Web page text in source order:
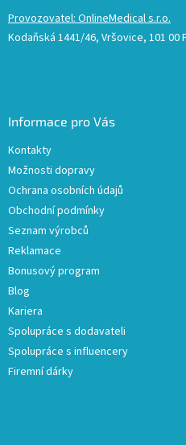
Provozovatel: OnlineMedical s.r.o.
Kodaňská 1441/46, Vršovice, 101 00
Informace pro Vás
Kontakty
Možnosti dopravy
Ochrana osobních údajů
Obchodní podmínky
Seznam výrobců
Reklamace
Bonusový program
Blog
Kariera
Spolupráce s dodavateli
Spolupráce s influencery
Firemní dárky